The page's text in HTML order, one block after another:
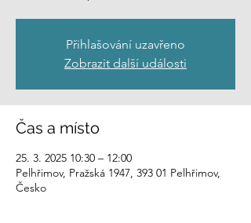
Přihlašování uzavřeno
Zobrazit další události
Čas a místo
25. 3. 2025 10:30 – 12:00
Pelhřimov, Pražská 1947, 393 01 Pelhřimov,
Česko